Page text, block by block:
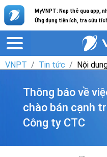
MyVNPT: Nạp thẻ qua app,
Ứng dụng tiện ích, tra cứu
VNPT Tin tức Nội
Thông báo về
chào bán cạnh
Công ty CTC